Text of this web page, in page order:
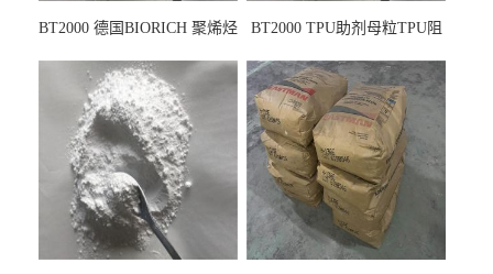
BT2000 德国BIORICH 聚烯烃
墨阻燃剂 TPU抗黄变剂 抗黄
变耐黄剂
BT2000 TPU助剂母粒TPU阻
剂雾面滑剂防粘剂 TPU抗黄
变剂 抗黄变耐黄剂